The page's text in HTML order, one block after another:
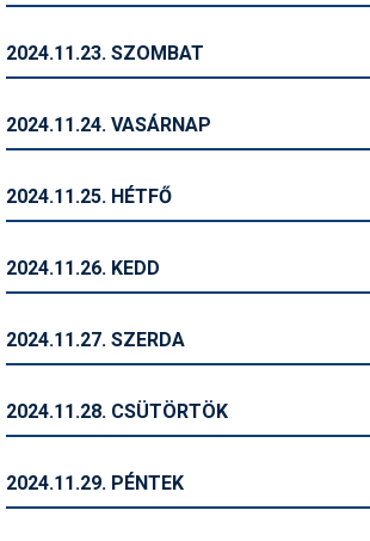
Telemark
Téli sportok
Történelem
Túrasí
Utazási tippek
Védőfelszerelés
2024.11.23. SZOMBAT
2024.11.24. VASÁRNAP
2024.11.25. HÉTFŐ
2024.11.26. KEDD
2024.11.27. SZERDA
2024.11.28. CSÜTÖRTÖK
2024.11.29. PÉNTEK